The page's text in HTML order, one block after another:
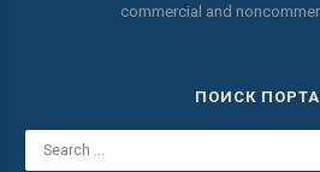
commercial and
ПОИСК